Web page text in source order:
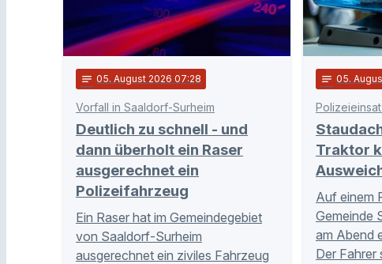
notes 05. August 2026 07:28
Vorfall in Saaldorf-Surheim
Deutlich zu schnell - und
dann überholt ein Raser
ausgerechnet ein
Polizeifahrzeug
Ein Raser hat im Gemeindegebiet
von Saaldorf-Surheim
ausgerechnet ein ziviles Fahrzeug
notes 05.
Traktor
Auf einem
Gemeinde
am Abend
Der